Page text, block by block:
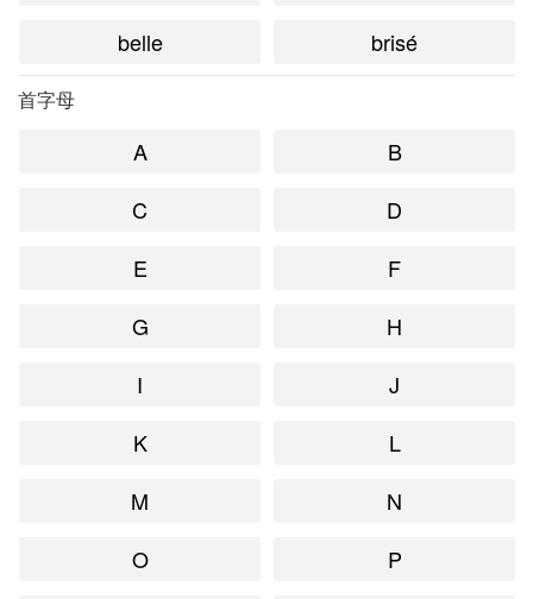
belle
brisé
首字母
A
B
C
D
E
F
G
H
I
J
K
L
M
N
O
P